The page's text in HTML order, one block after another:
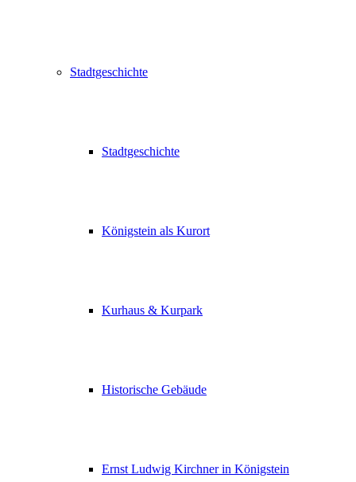
Stadtgeschichte
Stadtgeschichte
Königstein als Kurort
Kurhaus & Kurpark
Historische Gebäude
Ernst Ludwig Kirchner in Königstein